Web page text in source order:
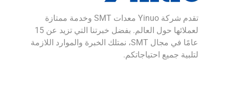
تقدم شركة Yinuo معدات SMT وخدمة ممتازة
لعملائها حول العالم. بفضل خبرتنا التي تزيد عن 15
عامًا في مجال SMT، نمتلك الخبرة والموارد اللازمة
لتلبية جميع احتياجاتكم.